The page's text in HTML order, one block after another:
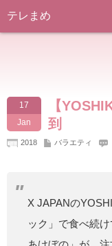
テレまめ
17
Jan
【
到
2018 バラエティ
X JAPANの
ック」で食べ続